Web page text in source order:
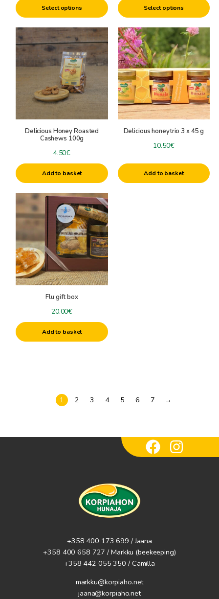
Select options
page
Select options
page
Delicious Honey Roasted
Cashews 100g
4.50€
Add to basket
Delicious honeytrio 3 x 45 g
10.50€
Add to basket
Flu gift box
20.00€
Add to basket
1 2 3 4 5 6 7 →
+358 400 173 699 / Jaana
+358 400 658 727 / Markku (beekeeping)
+358 442 055 350 / Camilla
markku@korpiaho.net
jaana@korpiaho.net